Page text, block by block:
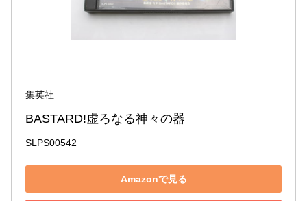
集英社
BASTARD!虚ろなる神々の器
SLPS00542
Amazonで見る